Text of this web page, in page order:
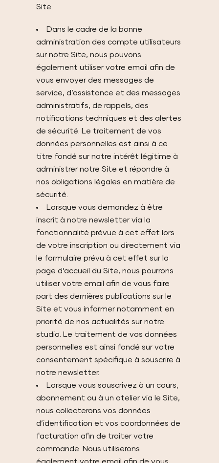
Site.
Dans le cadre de la bonne
administration des compte utilisateurs
sur notre Site, nous pouvons
également utiliser votre email afin de
vous envoyer des messages de
service, d’assistance et des messages
administratifs, de rappels, des
notifications techniques et des alertes
de sécurité. Le traitement de vos
données personnelles est ainsi à ce
titre fondé sur notre intérêt légitime à
administrer notre Site et répondre à
nos obligations légales en matière de
sécurité.
Lorsque vous demandez à être
inscrit à notre newsletter via la
fonctionnalité prévue à cet effet lors
de votre inscription ou directement via
le formulaire prévu à cet effet sur la
page d’accueil du Site, nous pourrons
utiliser votre email afin de vous faire
part des dernières publications sur le
Site et vous informer notamment en
priorité de nos actualités sur notre
studio. Le traitement de vos données
personnelles est ainsi fondé sur votre
consentement spécifique à souscrire à
notre newsletter.
Lorsque vous souscrivez à un cours,
abonnement ou à un atelier via le Site,
nous collecterons vos données
d’identification et vos coordonnées de
facturation afin de traiter votre
commande. Nous utiliserons